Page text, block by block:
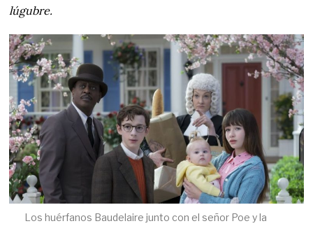
lúgubre.
Los huérfanos Baudelaire junto con el señor Poe y la